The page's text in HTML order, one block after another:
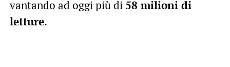
vantando ad oggi più di 58 milioni di
letture.